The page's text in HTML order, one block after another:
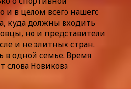
и в целом всего нашего
куда должны входить
но и представители
и не элитных стран.
одной семье. Время
слова Новикова